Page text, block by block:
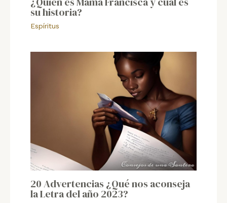
su historia?
Espíritus
20 Advertencias ¿Qué nos aconseja
la Letra del año 2023?